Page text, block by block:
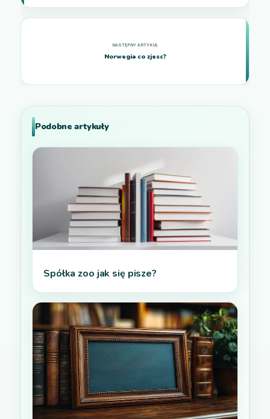
Norwegia co zjesc?
Podobne artykuły
Spółka zoo jak się pisze?